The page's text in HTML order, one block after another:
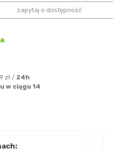
zapytaj o dostępność
zł / 24h
w ciągu 14